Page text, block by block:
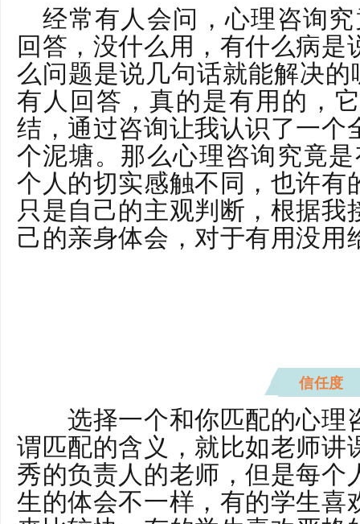
经常有人会问，心理咨询
回答，没什么用，有什么病
么问题是说几句话就能解决
有人回答，真的是有用的，
结，通过咨询让我认识了一个
个泥塘。那么心理咨询究竟
个人的切实感触不同，也许有
只是自己的主观判断，根据
己的亲身体会，对于有用没用
信任度
选择一个和你匹配的心理
谓匹配的含义，就比如老师讲
秀的负责人的老师，但是每
生的体会不一样，有的学生喜